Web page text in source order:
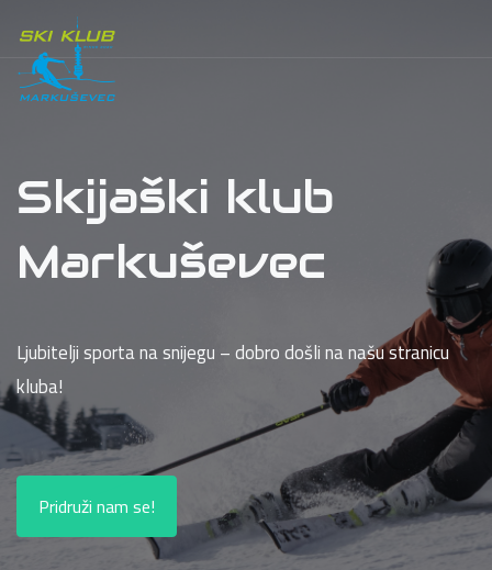
Skijaški klub
Markuševec
Ljubitelji sporta na snijegu – dobro došli na našu stranicu
kluba!
Pridruži nam se!